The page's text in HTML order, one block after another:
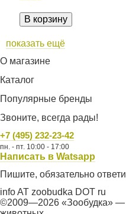
В корзину
показать ещё
О магазине
Каталог
Популярные бренды
Звоните, всегда рады!
+7 (495) 232-23-42
пн. - пт. 10:00 - 17:00
Написать в Watsapp
Пишите, обязательно
info AT zoobudka DOT ru
©2009—2026 «Зообудка» —